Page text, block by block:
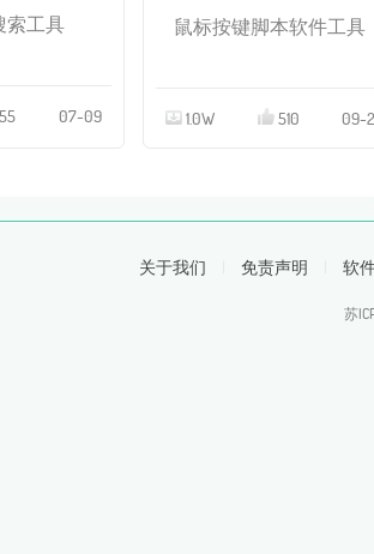
索工具
07-09
鼠标按键脚本软件工具
1.0W 510 09-
关于我们 免责声明 软
苏